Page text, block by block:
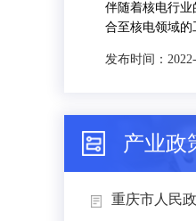
伴随着核电行
合至核电领域的
和智能运维4个
发布时间：
产业政
重庆市人民